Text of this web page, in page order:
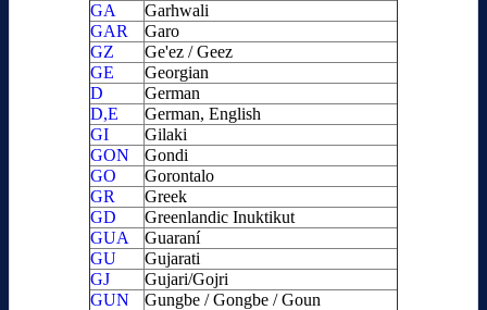
GA
Garhwali
GAR
Garo
GZ
Ge'ez / Geez
GE
Georgian
D
German
D,E
German, English
GI
Gilaki
GON
Gondi
GO
Gorontalo
GR
Greek
GD
Greenlandic Inuktikut
GUA
Guaraní
GU
Gujarati
GJ
Gujari/Gojri
GUN
Gungbe / Gongbe / Goun